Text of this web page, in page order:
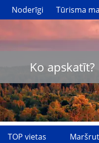
Noderīgi Tūrisma
Ko apskatīt?
TOP vietas